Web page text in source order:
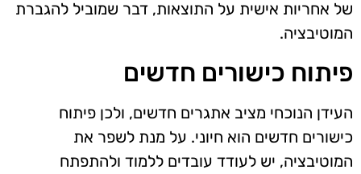
של אחריות אישית על התוצאות, דבר שמוביל להגברת
המוטיבציה.
פיתוח כישורים חדשים
העידן הנוכחי מציב אתגרים חדשים, ולכן פיתוח
כישורים חדשים הוא חיוני. על מנת לשפר את
המוטיבציה, יש לעודד עובדים ללמוד ולהתפתח